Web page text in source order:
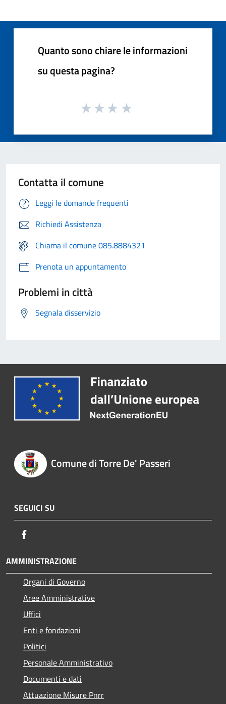
Quanto sono chiare le informazioni
su questa pagina?
Contatta il comune
Leggi le domande frequenti
Richiedi Assistenza
Chiama il comune 085.8884321
Prenota un appuntamento
Problemi in città
Segnala disservizio
Comune di Torre De' Passeri
SEGUICI SU
AMMINISTRAZIONE
Organi di Governo
Aree Amministrative
Uffici
Enti e fondazioni
Politici
Personale Amministrativo
Documenti e dati
Attuazione Misure Pnrr